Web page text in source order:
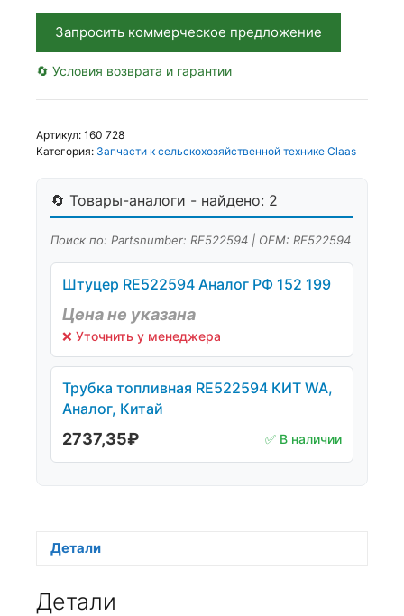
Запросить коммерческое предложение
🔄 Условия возврата и гарантии
Артикул: 160 728
Категория: Запчасти к сельскохозяйственной технике Claas
🔄 Товары-аналоги - найдено: 2
Поиск по: Partsnumber: RE522594 | OEM: RE522594
Штуцер RE522594 Аналог РФ 152 199
Цена не указана
❌ Уточнить у менеджера
Трубка топливная RE522594 КИТ WA,
Аналог, Китай
2737,35₽ ✅ В наличии
Детали
Детали